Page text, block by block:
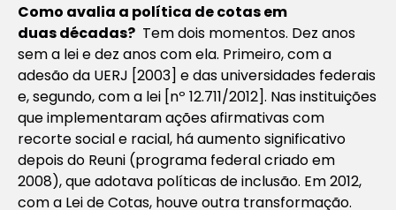
Como avalia a política de cotas em
duasdécadas? Tem dois momentos. Dez anos
sem a lei e dez anos com ela. Primeiro, com a
adesão da UERJ [2003] e das universidades federais
e, segundo, com a lei [nº 12.711/2012]. Nas instituições
que implementaram ações afirmativas com
recorte social e racial, há aumento significativo
depois do Reuni (programa federal criado em
2008), que adotava políticas de inclusão. Em 2012,
com a Lei de Cotas, houve outra transformação.